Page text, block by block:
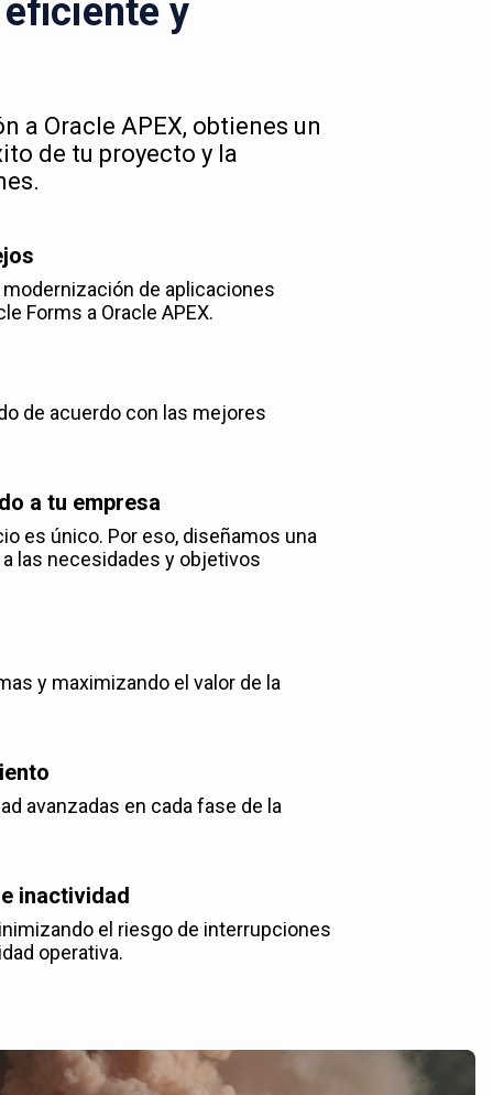
y
a Oracle APEX, obtienes un
de tu proyecto y la
de aplicaciones
Forms a Oracle APEX.
de acuerdo con las mejores
a tu empresa
es único. Por eso, diseñamos una
las necesidades y objetivos
y maximizando el valor de la
avanzadas en cada fase de la
inactividad
el riesgo de interrupciones
operativa.